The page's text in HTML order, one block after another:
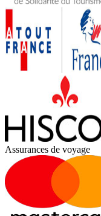
Assurances de voyage